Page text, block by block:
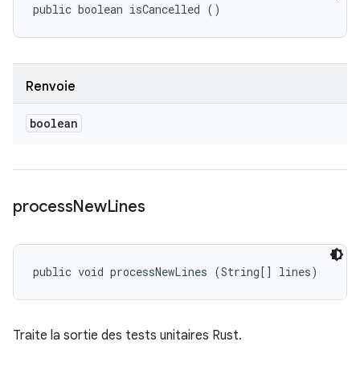
public boolean isCancelled ()
Renvoie
boolean
processNewLines
public void processNewLines (String[] lines)
Traite la sortie des tests unitaires Rust.